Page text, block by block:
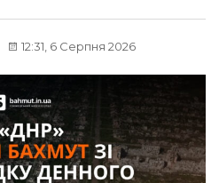
12:31, 6 Серпня 2026